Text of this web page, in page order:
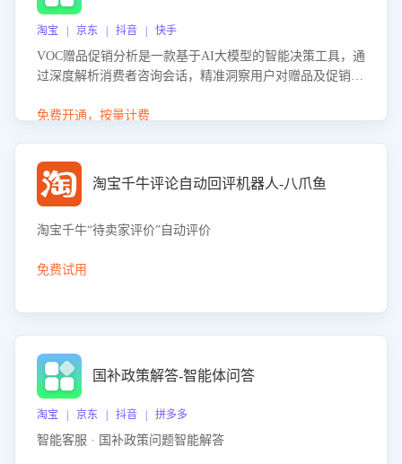
淘宝 | 京东 | 抖音 | 快手
VOC赠品促销分析是一款基于AI大模型的智能决策工具，通
过深度解析消费者咨询会话，精准洞察用户对赠品及促销政
销诉求，帮助企业制定个性化赠品组合策略，优化资源投放
免费开通，按量计费
淘宝千牛评论自动回评机器人-八爪鱼
淘宝千牛“待卖家评价”自动评价
免费试用
国补政策解答-智能体问答
淘宝 | 京东 | 抖音 | 拼多多
智能客服 · 国补政策问题智能解答